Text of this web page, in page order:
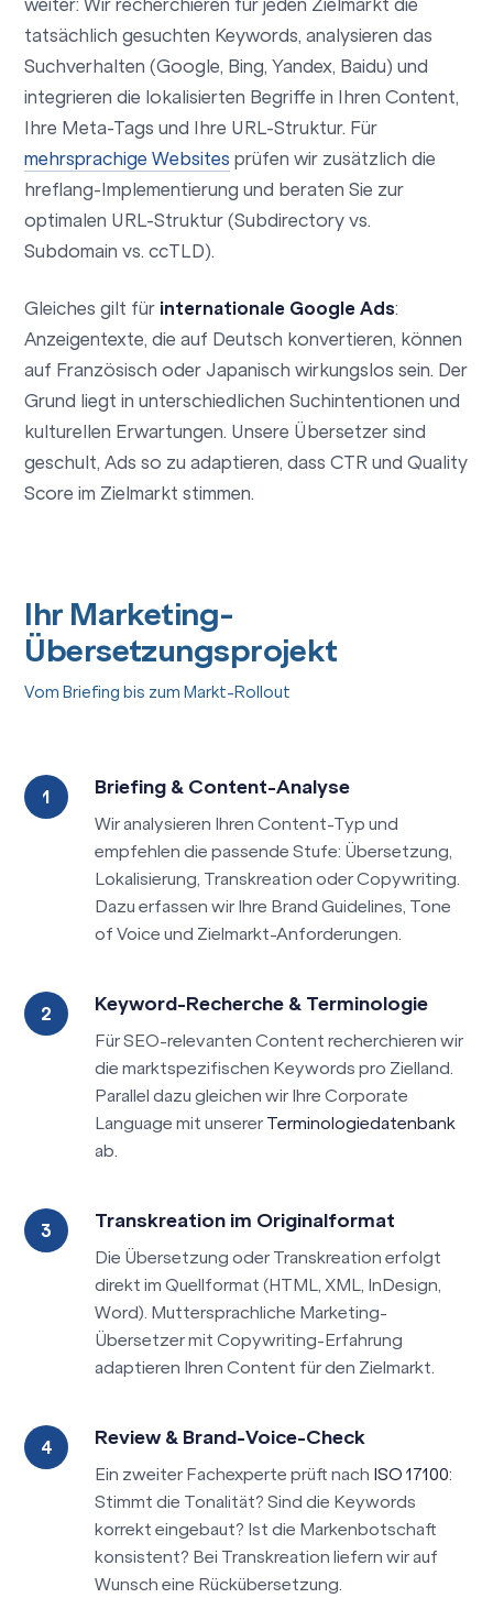
weiter: Wir recherchieren für jeden Zielmarkt die
tatsächlich gesuchten Keywords, analysieren das
Suchverhalten (Google, Bing, Yandex, Baidu) und
integrieren die lokalisierten Begriffe in Ihren Content,
Ihre Meta-Tags und Ihre URL-Struktur. Für
mehrsprachige Websites prüfen wir zusätzlich die
hreflang-Implementierung und beraten Sie zur
optimalen URL-Struktur (Subdirectory vs.
Subdomain vs. ccTLD).
Gleiches gilt für internationale Google Ads:
Anzeigentexte, die auf Deutsch konvertieren, können
auf Französisch oder Japanisch wirkungslos sein. Der
Grund liegt in unterschiedlichen Suchintentionen und
kulturellen Erwartungen. Unsere Übersetzer sind
geschult, Ads so zu adaptieren, dass CTR und Quality
Score im Zielmarkt stimmen.
Ihr Marketing-
Übersetzungsprojekt
Vom Briefing bis zum Markt-Rollout
Briefing & Content-Analyse
Wir analysieren Ihren Content-Typ und
empfehlen die passende Stufe: Übersetzung,
Lokalisierung, Transkreation oder Copywriting.
Dazu erfassen wir Ihre Brand Guidelines, Tone
of Voice und Zielmarkt-Anforderungen.
Keyword-Recherche & Terminologie
Für SEO-relevanten Content recherchieren wir
die marktspezifischen Keywords pro Zielland.
Parallel dazu gleichen wir Ihre Corporate
Language mit unserer Terminologiedatenbank
ab.
Transkreation im Originalformat
Die Übersetzung oder Transkreation erfolgt
direkt im Quellformat (HTML, XML, InDesign,
Word). Muttersprachliche Marketing-
Übersetzer mit Copywriting-Erfahrung
adaptieren Ihren Content für den Zielmarkt.
Review & Brand-Voice-Check
Ein zweiter Fachexperte prüft nach ISO 17100:
Stimmt die Tonalität? Sind die Keywords
korrekt eingebaut? Ist die Markenbotschaft
konsistent? Bei Transkreation liefern wir auf
Wunsch eine Rückübersetzung.